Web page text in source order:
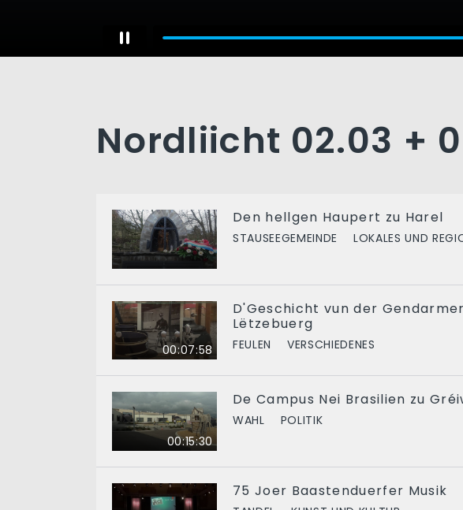
Nordliicht 02.03 +
Den hellgen Haupert zu Harel
STAUSEEGEMEINDE LOKALES UND
00:07:58
D'Geschicht vun der
Lëtzebuerg
FEULEN VERSCHIEDENES
00:15:30
De Campus Nei Brasilien zu
WAHL POLITIK
75 Joer Baastenduerfer Musik